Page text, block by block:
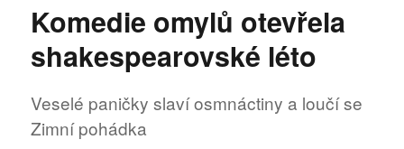
Komedie omylů otevřela
shakespearovské léto
Veselé paničky slaví osmnáctiny a loučí se
Zimní pohádka